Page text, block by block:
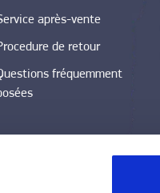
après-vente
de retour
fréquemment